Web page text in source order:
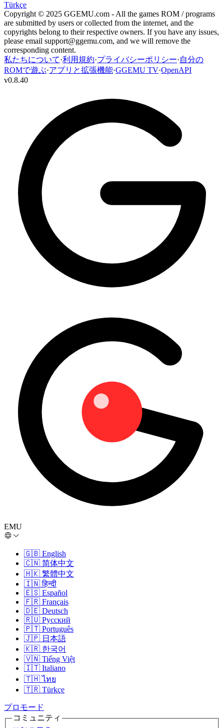
Türkçe
Copyright © 2025 GGEMU.com - All the games ROM / programs
are submitted by users or collected from the internet, and the
copyrights belong to their respective owners. If you have any issues,
please email support@ggemu.com, and we will remove the
corresponding content.
私たちについて·利用規約·プライバシーポリシー·自分の
ROMで遊ぶ·アプリと拡張機能·GGEMU TV·OpenAPI
v0.8.40
EMU
🇬🇧 English
🇨🇳 简体中文
🇭🇰 繁體中文
🇮🇳 हिन्दी
🇪🇸 Español
🇫🇷 Français
🇩🇪 Deutsch
🇷🇺 Русский
🇵🇹 Português
🇯🇵 日本語
🇰🇷 한국어
🇻🇳 Tiếng Việt
🇮🇹 Italiano
🇹🇭 ไทย
🇹🇷 Türkçe
プロモード
コミュニティ